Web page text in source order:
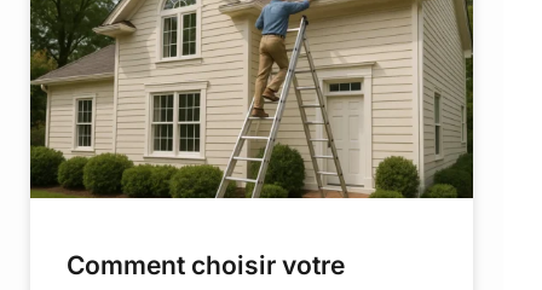
Comment choisir votre